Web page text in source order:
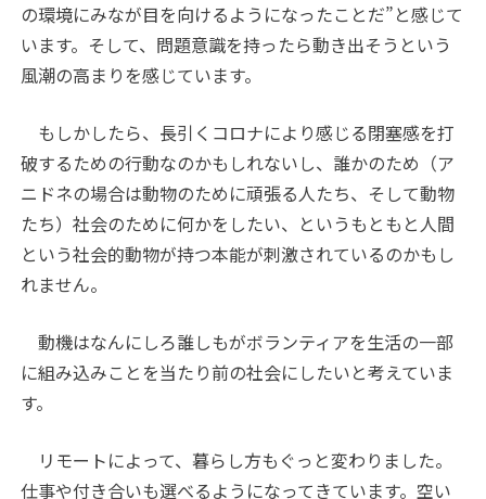
の環境にみなが目を向けるようになったことだ”と感じて
います。そして、問題意識を持ったら動き出そうという
風潮の高まりを感じています。
もしかしたら、長引くコロナにより感じる閉塞感を打
破するための行動なのかもしれないし、誰かのため（ア
ニドネの場合は動物のために頑張る人たち、そして動物
たち）社会のために何かをしたい、というもともと人間
という社会的動物が持つ本能が刺激されているのかもし
れません。
動機はなんにしろ誰しもがボランティアを生活の一部
に組み込みことを当たり前の社会にしたいと考えていま
す。
リモートによって、暮らし方もぐっと変わりました。
仕事や付き合いも選べるようになってきています。空い